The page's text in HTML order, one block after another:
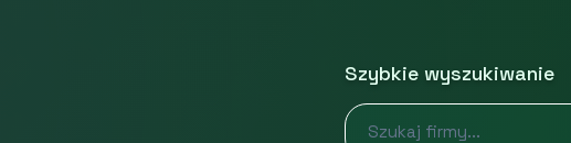
Szybkie wyszukiwanie